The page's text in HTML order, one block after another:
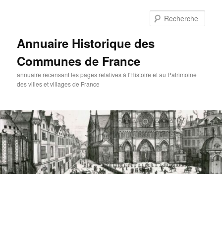
Annuaire Historique des
Communes de France
annuaire recensant les pages relatives à l'Histoire et au Patrimoine
des villes et villages de France